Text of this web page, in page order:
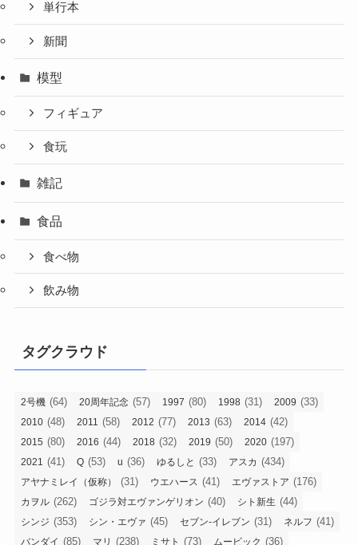
単行本
新聞
模型
フィギュア
食玩
雑記
食品
食べ物
飲み物
タグクラウド
2号機 (64) 20周年記念 (57) 1997 (80) 1998 (31) 2009 (33)
2010 (48) 2011 (58) 2012 (77) 2013 (63) 2014 (42)
2015 (80) 2016 (44) 2018 (32) 2019 (50) 2020 (197)
2021 (41) Q (53) u (36) ゆるしと (33) アスカ (434)
アヤナミレイ（仮称） (31) ウエハース (41) エヴァストア (176)
カヲル (262) ゴジラ対エヴァンゲリオン (40) シト新生 (44)
シンジ (353) シン・エヴァ (45) セブン-イレブン (31) ネルフ (41)
バンダイ (85) マリ (238) ミサト (73) ムービック (36)